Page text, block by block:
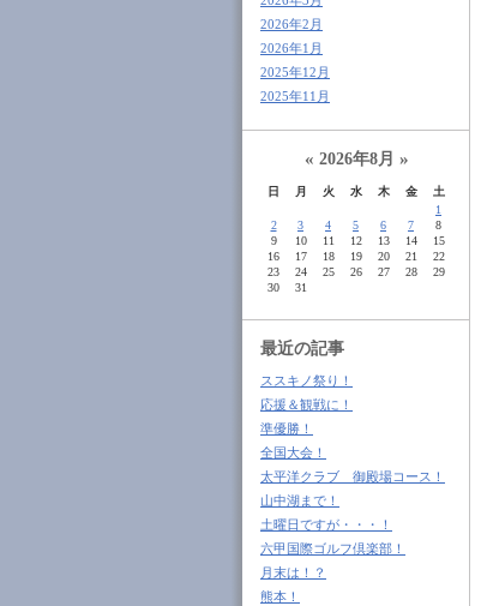
2026年2月
2026年1月
2025年12月
2025年11月
« 2026年8月 »
日 月 火 水 木 金
土
1
2
3 4 5 6 7
8
9
10 11 12 13 14
15
16
17 18 19 20 21
22
23
24 25 26 27 28
29
30
31
最近の記事
ススキノ祭り！
応援＆観戦に！
準優勝！
全国大会！
太平洋クラブ 御殿場コース！
山中湖まで！
土曜日ですが・・・！
六甲国際ゴルフ倶楽部！
月末は！？
熊本！